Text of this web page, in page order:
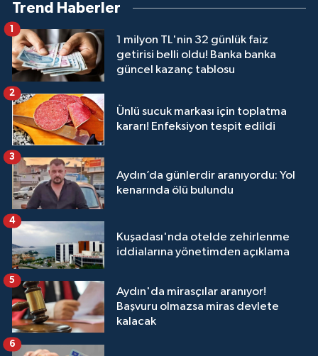
Trend Haberler
1 milyon TL'nin 32 günlük faiz
getirisi belli oldu! Banka banka
güncel kazanç tablosu
1
Ünlü sucuk markası için toplatma
kararı! Enfeksiyon tespit edildi
2
Aydın’da günlerdir aranıyordu: Yol
kenarında ölü bulundu
3
Kuşadası'nda otelde zehirlenme
iddialarına yönetimden açıklama
4
Aydın'da mirasçılar aranıyor!
Başvuru olmazsa miras devlete
kalacak
5
6